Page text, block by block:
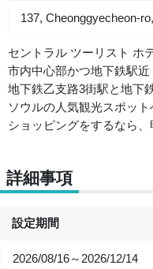
137, Cheonggyecheon-
セントラル ツーリスト ホ
市内中心部かつ地下鉄駅近
地下鉄乙支路3街駅と地下
ソウルの人気観光スポット
ショッピングをするなら、
詳細事項
設定期間
2026/08/16～2026/12/14